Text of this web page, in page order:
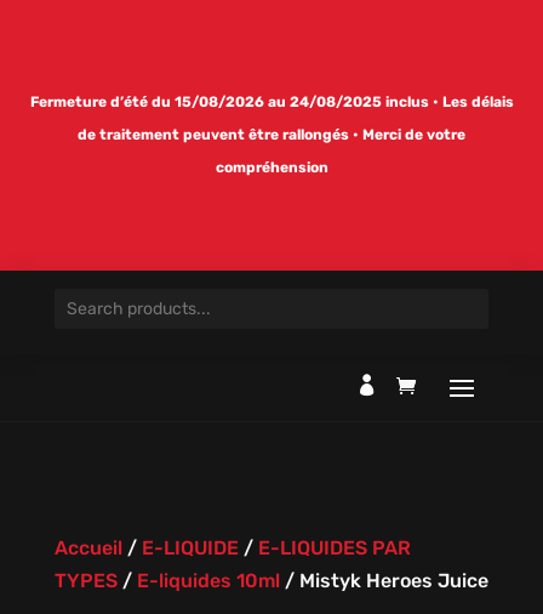
Fermeture d’été du 15/08/2026 au 24/08/2025 inclus • Les délais
de traitement peuvent être rallongés • Merci de votre
compréhension

Accueil/ E-LIQUIDE/ E-LIQUIDES PAR
TYPES/ E-liquides 10ml/ Mistyk Heroes Juice